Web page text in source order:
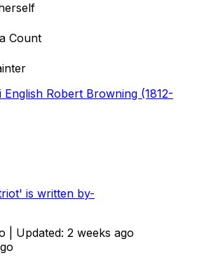
Count
English Robert Browning (1812-
is written by-
| Updated: 2 weeks ago